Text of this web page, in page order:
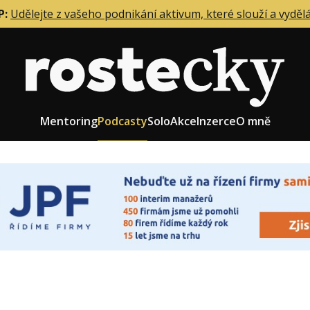
Udělejte z vašeho podnikání aktivum, které slouží a
MentoringPodcastySoloAkceInzerceO mně
firmy
zaměstnanců
Role zakladatele/CEO
Růst firmy